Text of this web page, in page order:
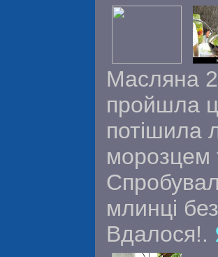
Масляна
пройшла
потішила
морозцем
млинці
Вдалося!.